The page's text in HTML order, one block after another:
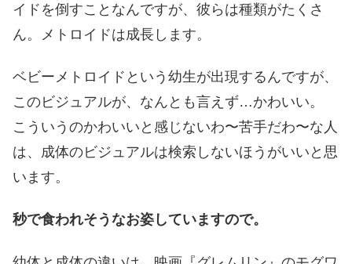
イドを倒すことなんですが、彼らは種類がたくさ
ん。メトロイドは成長します。
ベビーメトロイドという幼生が出現するんですが、
このビジュアルが、なんとも言えず…かわいい。
こういうのかわいいと感じないわ〜苦手だわ〜な人
は、成体のビジュアルは検索しないほうがいいと思
います。
秒で食われそうなお姿していますので。